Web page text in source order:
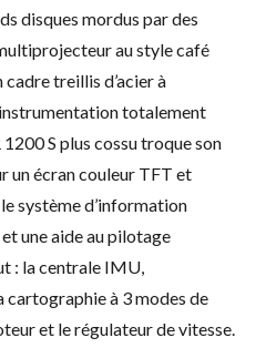
disques mordus par des
au style café
cadre treillis d’acier à
totalement
S plus cossu troque son
un écran couleur TFT et
système d’information
une aide au pilotage
: la centrale IMU,
cartographie à 3 modes de
et le régulateur de vitesse.